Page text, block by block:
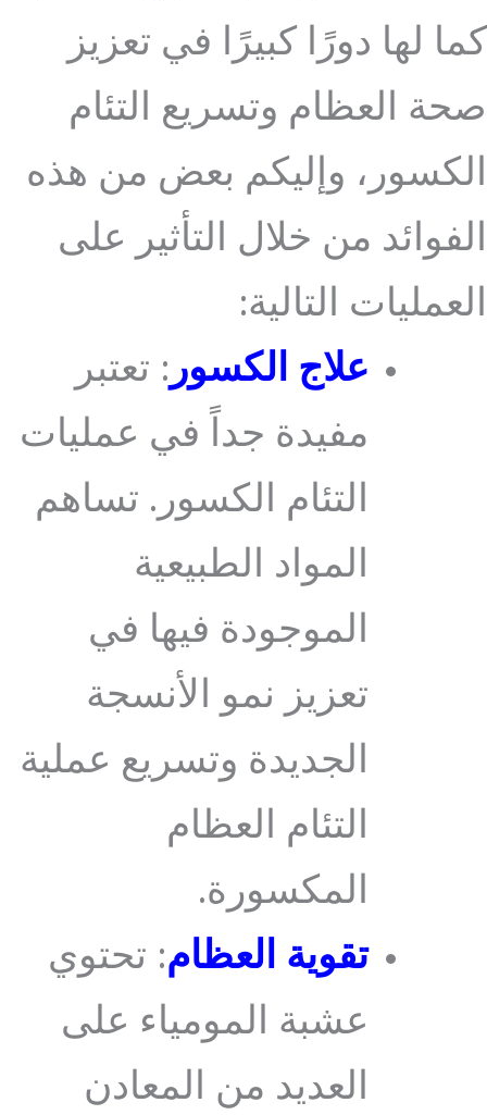
كما لها دورًا كبيرًا في تعزيز
صحة العظام وتسريع التئام
الكسور، وإليكم بعض من هذه
الفوائد من خلال التأثير على
العمليات التالية:
علاج الكسور : تعتبر
مفيدة جداً في عمليات
التئام الكسور. تساهم
المواد الطبيعية
الموجودة فيها في
تعزيز نمو الأنسجة
الجديدة وتسريع عملية
التئام العظام
المكسورة.
تقوية العظام: تحتوي
عشبة المومياء على
العديد من المعادن